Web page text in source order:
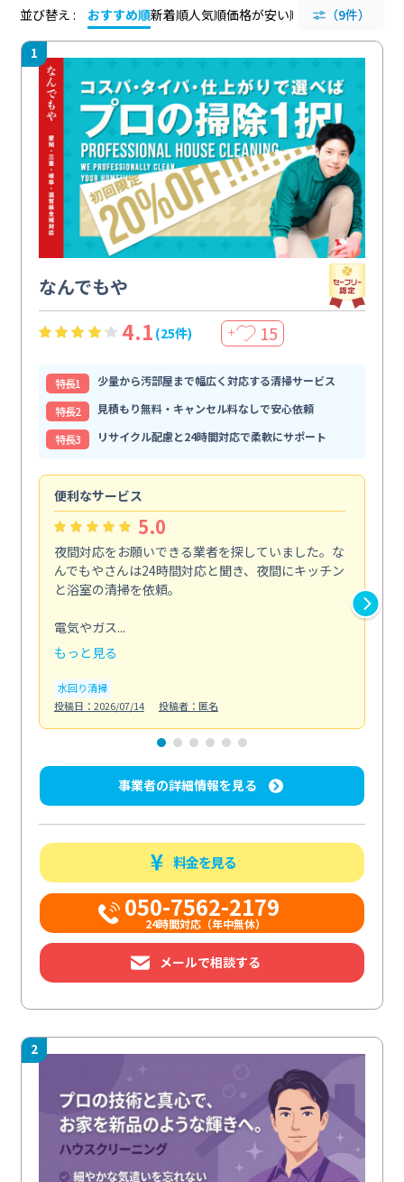
並び替え :
おすすめ順新着順人気順価格が安い順 評価が高い順
（9件）
1
なんでもや
4.1 (25件) ＋ 15
特⻑1
少量から汚部屋まで幅広く対応する清掃サービス
特⻑2
見積もり無料・キャンセル料なしで安心依頼
特⻑3
リサイクル配慮と24時間対応で柔軟にサポート
便利なサービス
5.0
夜間対応をお願いできる業者を探していました。な
んでもやさんは24時間対応と聞き、夜間にキッチン
と浴室の清掃を依頼。
電気やガス...
もっと見る
水回り清掃
投稿日：2026/07/14
投稿者：匿名
事業者の詳細情報を見る
料金を見る
050-7562-2179
24時間対応（年中無休）
メールで相談する
2